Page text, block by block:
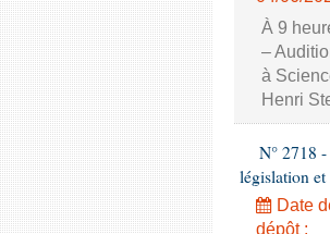
À 9
–
à
Henri
N° 2718
législation et
Date
dépôt :